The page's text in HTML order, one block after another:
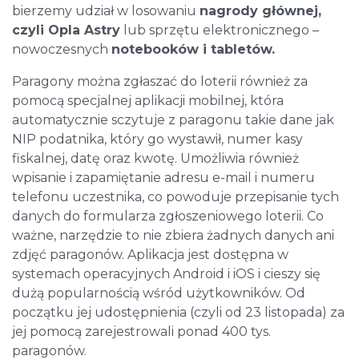
bierzemy udział w losowaniu nagrody głównej,
czyli Opla Astry lub sprzętu elektronicznego –
nowoczesnych notebooków i tabletów.
Paragony można zgłaszać do loterii również za
pomocą specjalnej aplikacji mobilnej, która
automatycznie sczytuje z paragonu takie dane jak
NIP podatnika, który go wystawił, numer kasy
fiskalnej, datę oraz kwotę. Umożliwia również
wpisanie i zapamiętanie adresu e-mail i numeru
telefonu uczestnika, co powoduje przepisanie tych
danych do formularza zgłoszeniowego loterii. Co
ważne, narzędzie to nie zbiera żadnych danych ani
zdjęć paragonów. Aplikacja jest dostępna w
systemach operacyjnych Android i iOS i cieszy się
dużą popularnością wśród użytkowników. Od
początku jej udostępnienia (czyli od 23 listopada) za
jej pomocą zarejestrowali ponad 400 tys.
paragonów.